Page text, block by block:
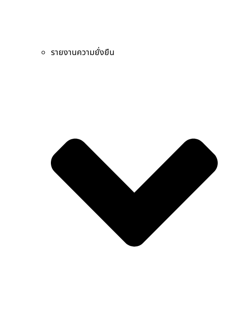
รายงานความยั่งยืน